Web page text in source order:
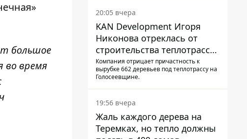
большое
во время
20:05 вчера
KAN Development Игоря
Никонова отреклась от
строительства теплотрассы
на Теремках
Компания отрицает причастность к
вырубке 662 деревьев под теплотрассу на
Голосеевщине.
19:56 вчера
Жаль каждого дерева на
Теремках, но тепло должны